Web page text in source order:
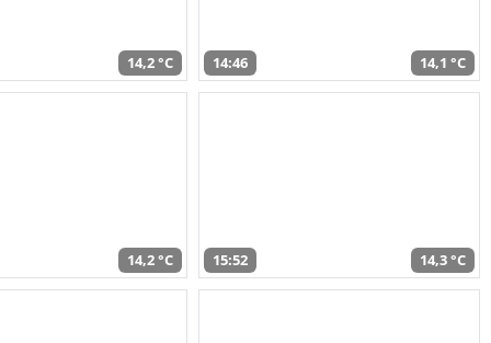
14,2 °C 14:46 14,1 °C
14,2 °C 15:52 14,3 °C